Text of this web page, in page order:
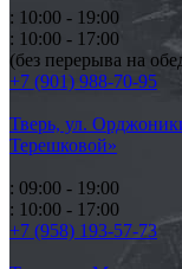
: 10:00 - 19:00
: 10:00 - 17:00
(без перерыва на
+7 (901) 988-70-95
Тверь, ул.
Терешковой»
: 09:00 - 19:00
: 10:00 - 17:00
+7 (958) 193-57-73